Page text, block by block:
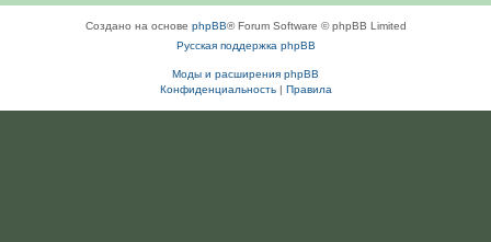
Создано на основе phpBB® Forum Software © phpBB Limited
Русская поддержка phpBB
Моды и расширения phpBB
Конфиденциальность| Правила